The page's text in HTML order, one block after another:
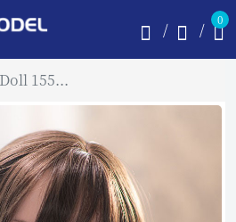
0
RZR Doll 155cm No.5 唯 フルシリコン製ラブドール